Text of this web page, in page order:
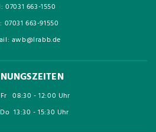
07031 663-1550
07031 663-91550
awb@lrabb.de
08:30 - 12:00 Uhr
13:30 - 15:30 Uhr